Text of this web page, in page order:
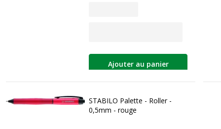
Ajouter au panier
STABILO Palette - Roller -
0,5mm - rouge